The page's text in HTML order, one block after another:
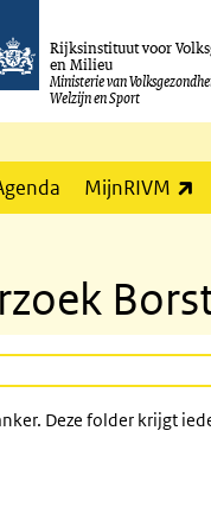
Rijksinstituut voor
en Milieu
Ministerie van
Welzijn en Sport
MijnRIVM
Deze folder krijgt